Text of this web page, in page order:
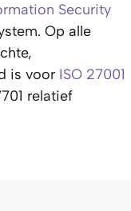
Security
Op alle
is voor ISO 27001
relatief